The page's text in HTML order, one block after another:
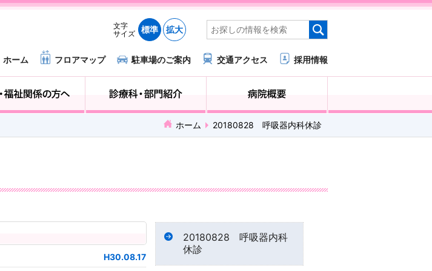
文字
サイズ
標準 拡大
ホーム フロアマップ 駐車場のご案内 交通アクセス 採用情報
ホーム 20180828 呼吸器内科休診
H30.08.17
20180828 呼吸器内科
休診